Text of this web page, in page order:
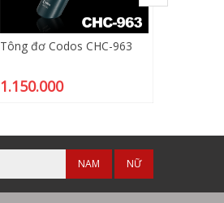
Tông đơ Codos CHC-963
1.150.000
NAM NỮ